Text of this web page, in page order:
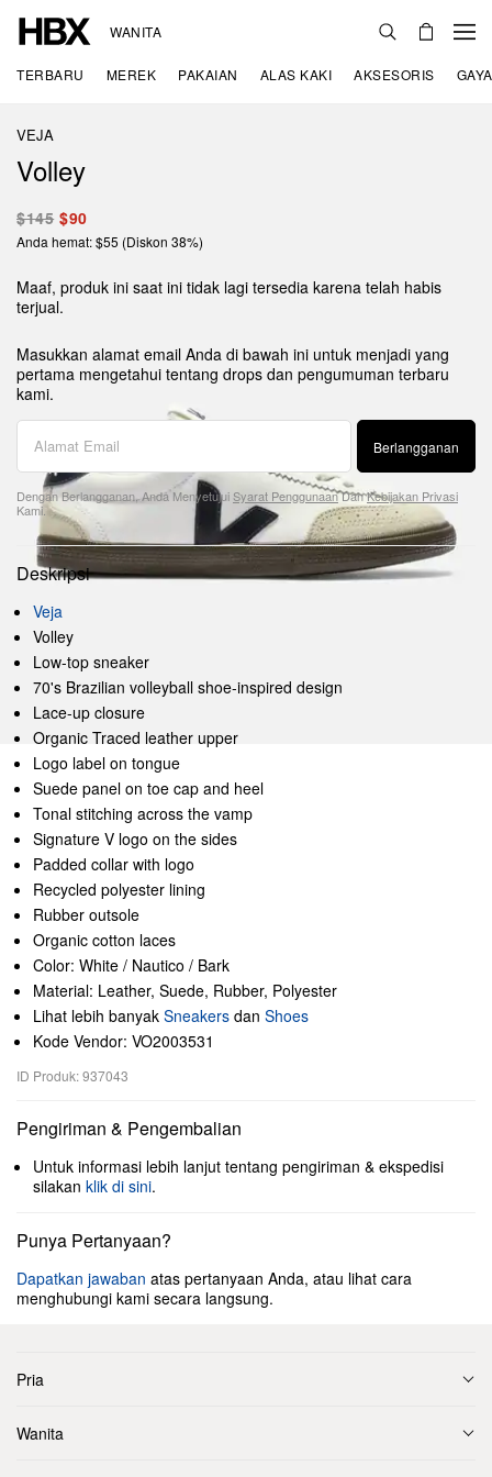
WANITA
TERBARU MEREK PAKAIAN ALAS KAKI AKSESORIS
VEJA
Volley
$145 $90
Anda hemat: $55 (Diskon 38%)
Maaf, produk ini saat ini tidak lagi tersedia karena telah habis
terjual.
Masukkan alamat email Anda di bawah ini untuk menjadi yang
pertama mengetahui tentang drops dan pengumuman terbaru
kami.
Berlangganan
Dengan Berlangganan, Anda MenyetujuiSyarat PenggunaanDanKebijakan Privasi
Kami.
Deskripsi
Veja
Volley
Low-top sneaker
70's Brazilian volleyball shoe-inspired design
Lace-up closure
Organic Traced leather upper
Logo label on tongue
Suede panel on toe cap and heel
Tonal stitching across the vamp
Signature V logo on the sides
Padded collar with logo
Recycled polyester lining
Rubber outsole
Organic cotton laces
Color: White / Nautico / Bark
Material: Leather, Suede, Rubber, Polyester
Lihat lebih banyak Sneakers dan Shoes
Kode Vendor: VO2003531
ID Produk: 937043
Pengiriman & Pengembalian
Untuk informasi lebih lanjut tentang pengiriman & ekspedisi
silakan klik di sini.
Punya Pertanyaan?
Dapatkan jawaban atas pertanyaan Anda, atau lihat cara
menghubungi kami secara langsung.
Pria
Wanita